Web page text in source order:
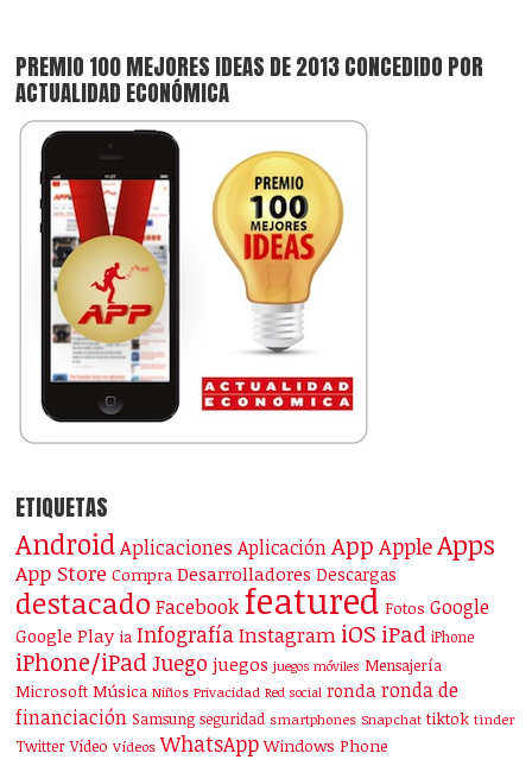
PREMIO 100 MEJORES IDEAS DE 2013 CONCEDIDO POR
ACTUALIDAD ECONÓMICA
ETIQUETAS
Android Aplicaciones Aplicación App AppleApps
App Store Compra Desarrolladores Descargas
destacado Facebook featured Fotos Google
Google Play ia InfografíaInstagram iOS iPad iPhone
iPhone/iPad Juego juegos juegos móviles Mensajería
Microsoft Música Niños Privacidad Red social ronda ronda de
financiación Samsung seguridad smartphones Snapchat tiktok tinder
Twitter Vídeo Vídeos WhatsApp Windows Phone